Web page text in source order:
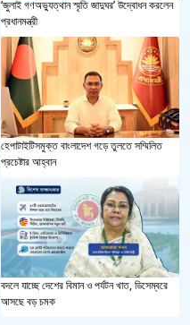
‘জুলাই গণঅভ্যুত্থান স্মৃতি জাদুঘর’ উদ্বোধন করলেন
প্রধানমন্ত্রী
হেপাটাইটিসমুক্ত বাংলাদেশ গড়ে তুলতে সম্মিলিত
প্রচেষ্টার আহ্বান
বদলে যাচ্ছে দেশের বিমান ও পর্যটন খাত, ডিসেম্বরে
আসছে বড় চমক